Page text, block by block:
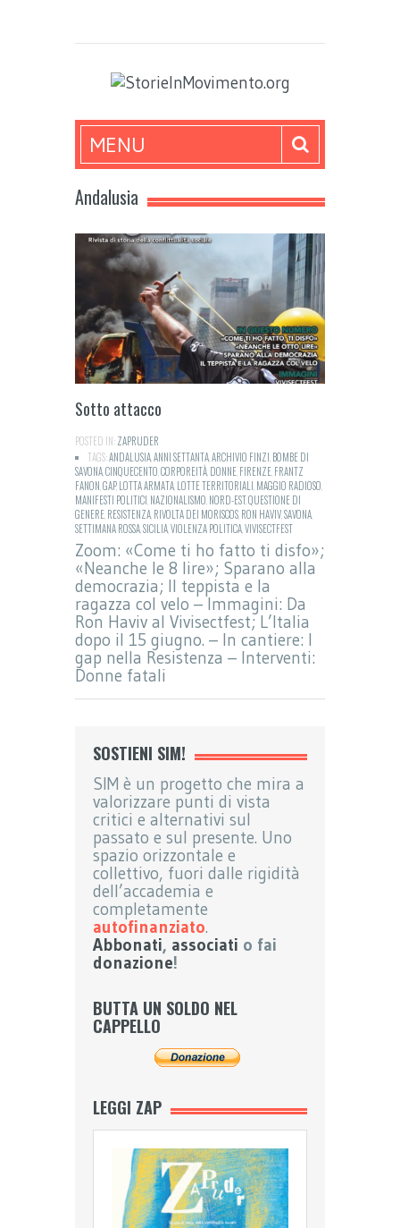
MENU
Andalusia
Sotto attacco
POSTED IN:ZAPRUDER
TAGS:ANDALUSIAANNI SETTANTAARCHIVIO FINZI BOMBE DI
SAVONACINQUECENTO CORPOREITÀ DONNE FIRENZE FRANTZ
FANON GAP,LOTTA ARMATA LOTTE TERRITORIALI MAGGIO RADIOSO
MANIFESTI POLITICI NAZIONALISMO NORD-EST,QUESTIONE DI
GENERE RESISTENZA RIVOLTA DEI MORISCOS RON HAVIVSAVONA
SETTIMANA ROSSASICILIAVIOLENZA POLITICAVIVISECTFEST
Zoom: «Come ti ho fatto ti disfo»;
«Neanche le 8 lire»; Sparano alla
democrazia; Il teppista e la
ragazza col velo – Immagini: Da
Ron Haviv al Vivisectfest; L’Italia
dopo il 15 giugno. – In cantiere: I
gap nella Resistenza – Interventi:
Donne fatali
SOSTIENI SIM!
SIM è un progetto che mira a
valorizzare punti di vista
critici e alternativi sul
passato e sul presente. Uno
spazio orizzontale e
collettivo, fuori dalle rigidità
dell’accademia e
completamente
autofinanziato.
Abbonati, associati o fai
donazione!
BUTTA UN SOLDO NEL
CAPPELLO
LEGGI ZAP